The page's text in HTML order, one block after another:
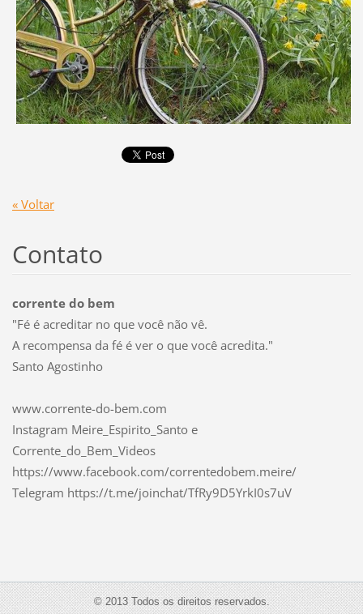
« Voltar
Contato
corrente do bem
"Fé é acreditar no que você não vê.
A recompensa da fé é ver o que você acredita."
Santo Agostinho
www.corrente-do-bem.com
Instagram Meire_Espirito_Santo e
Corrente_do_Bem_Videos
https://www.facebook.com/correntedobem.meire/
Telegram https://t.me/joinchat/TfRy9D5YrkI0s7uV
© 2013 Todos os direitos reservados.